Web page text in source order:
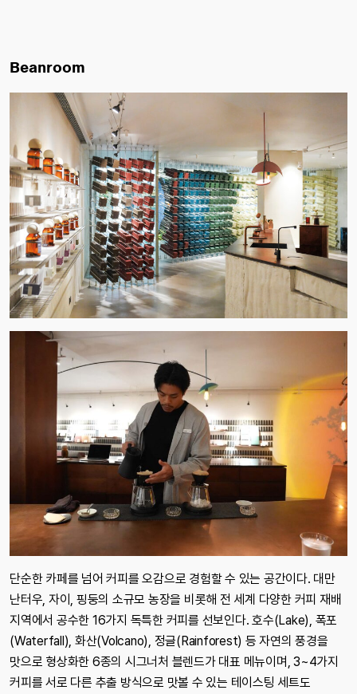
Beanroom
단순한 카페를 넘어 커피를 오감으로 경험할 수 있는 공간이다. 대만
난터우, 자이, 핑둥의 소규모 농장을 비롯해 전 세계 다양한 커피 재배
지역에서 공수한 16가지 독특한 커피를 선보인다. 호수(Lake), 폭포
(Waterfall), 화산(Volcano), 정글(Rainforest) 등 자연의 풍경을
맛으로 형상화한 6종의 시그너처 블렌드가 대표 메뉴이며, 3~4가지
커피를 서로 다른 추출 방식으로 맛볼 수 있는 테이스팅 세트도